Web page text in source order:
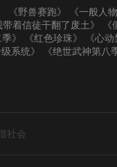
《野兽赛跑》 《一般人物
着信徒干翻了废土》
》 《红色珍珠》 《心动
系统》 《绝世武神第八